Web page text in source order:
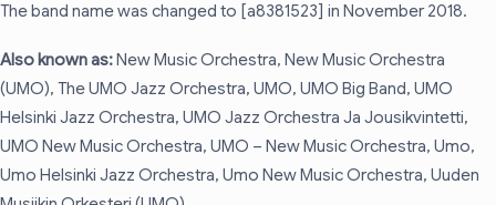
The band name was changed to [a8381523] in November 2018.
Also known as:New Music Orchestra, New Music Orchestra
(UMO), The UMO Jazz Orchestra, UMO, UMO Big Band, UMO
Helsinki Jazz Orchestra, UMO Jazz Orchestra Ja Jousikvintetti,
UMO New Music Orchestra, UMO – New Music Orchestra, Umo,
Umo Helsinki Jazz Orchestra, Umo New Music Orchestra, Uuden